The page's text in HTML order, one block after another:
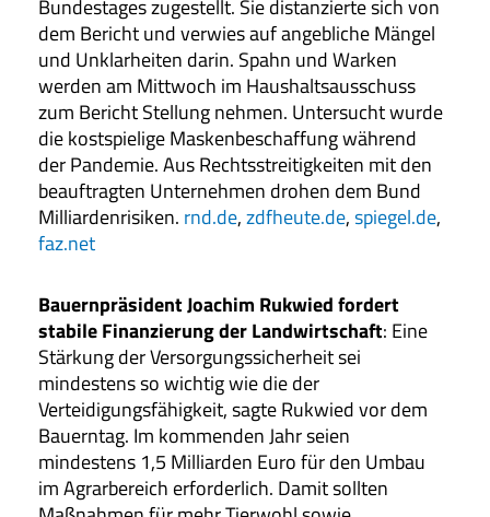
Bundestages zugestellt. Sie distanzierte sich von
dem Bericht und verwies auf angebliche Mängel
und Unklarheiten darin. Spahn und Warken
werden am Mittwoch im Haushaltsausschuss
zum Bericht Stellung nehmen. Untersucht wurde
die kostspielige Maskenbeschaffung während
der Pandemie. Aus Rechtsstreitigkeiten mit den
beauftragten Unternehmen drohen dem Bund
Milliardenrisiken. rnd.de,zdfheute.de,spiegel.de,
faz.net
Bauernpräsident Joachim Rukwied fordert
stabile Finanzierung der Landwirtschaft: Eine
Stärkung der Versorgungssicherheit sei
mindestens so wichtig wie die der
Verteidigungsfähigkeit, sagte Rukwied vor dem
Bauerntag. Im kommenden Jahr seien
mindestens 1,5 Milliarden Euro für den Umbau
im Agrarbereich erforderlich. Damit sollten